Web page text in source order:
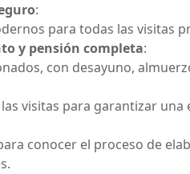
:
para todas las visitas
y pensión completa:
con desayuno,
visitas para garantizar una
conocer el proceso de